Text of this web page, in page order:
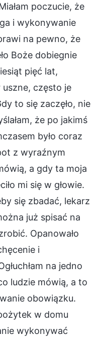
poczucie, że
i wykonywanie
na pewno, że
Boże dobiegnie
pięć lat,
uszne, często je
to się zaczęło, nie
że po jakimś
było coraz
z wyraźnym
a gdy ta moja
mi się w głowie.
się zbadać, lekarz
już spisać na
Opanowało
i
na jedno
ludzie mówią, a to
obowiązku.
w domu
wykonywać